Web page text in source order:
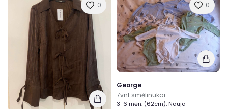
0 0
George
7vnt smėlinukai
3-6 mėn. (62cm), Nauja